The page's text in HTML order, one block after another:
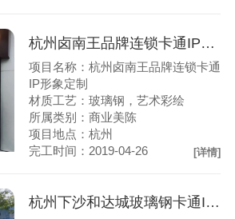
杭州卤南王品牌连锁卡通IP形象定制
项目名称：杭州卤南王品牌连锁卡通
IP形象定制
材质工艺：玻璃钢，艺术彩绘
所属类别：商业美陈
项目地点：杭州
完工时间：2019-04-26
[详情]
杭州下沙和达城玻璃钢卡通IP形象原创设计及定制